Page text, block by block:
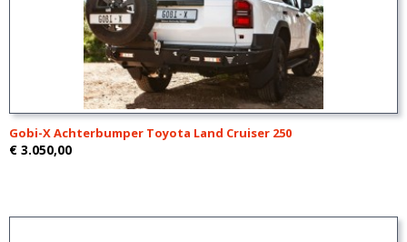
Gobi-X Achterbumper Toyota Land Cruiser 250
€ 3.050,00